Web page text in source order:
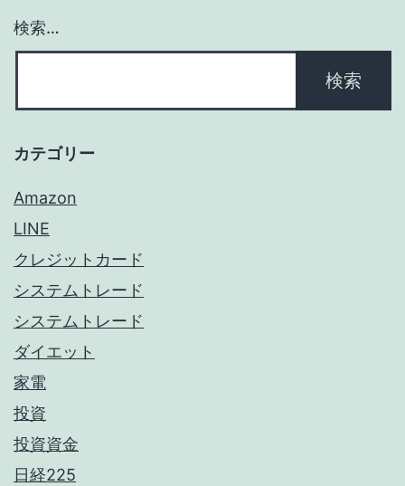
ン
検索…
カテゴリー
Amazon
LINE
クレジットカード
システムトレード
システムトレード
ダイエット
家電
投資
投資資金
日経225